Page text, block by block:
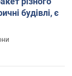
будівлі, є